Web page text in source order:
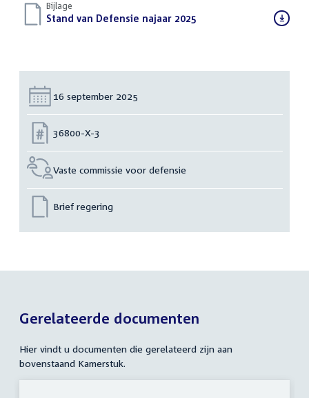
Bijlage
Download
Stand van Defensie najaar 2025
Datum:
16 september 2025
Nummer:
36800-X-3
Vaste commissie voor defensie
Brief regering
Gerelateerde documenten
Hier vindt u documenten die gerelateerd zijn aan
bovenstaand Kamerstuk.